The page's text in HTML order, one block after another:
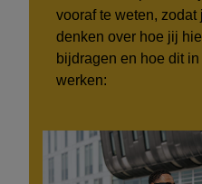
vooraf te weten, zodat
denken over hoe jij
bijdragen en hoe dit
werken: